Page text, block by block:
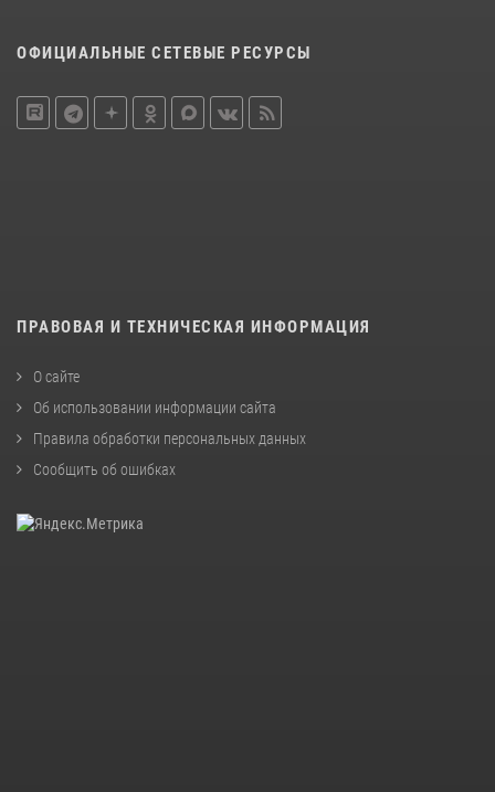
ОФИЦИАЛЬНЫЕ СЕТЕВЫЕ РЕСУРСЫ
ПРАВОВАЯ И ТЕХНИЧЕСКАЯ ИНФОРМАЦИЯ
О сайте
Об использовании информации сайта
Правила обработки персональных данных
Сообщить об ошибках